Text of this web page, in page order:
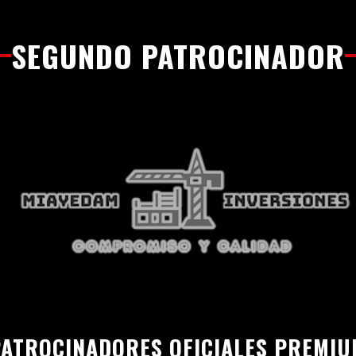
SEGUNDO PATROCINADOR
OFICIALES